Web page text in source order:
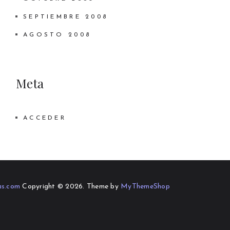
SEPTIEMBRE 2008
AGOSTO 2008
Meta
ACCEDER
Copyright © 2026. Theme by MyThemeShop